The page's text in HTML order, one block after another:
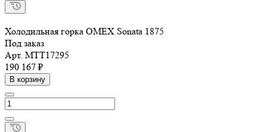
Холодильная горка OMEX Sonata 1875
Под заказ
Арт. МТТ17295
190 167 ₽
В корзину